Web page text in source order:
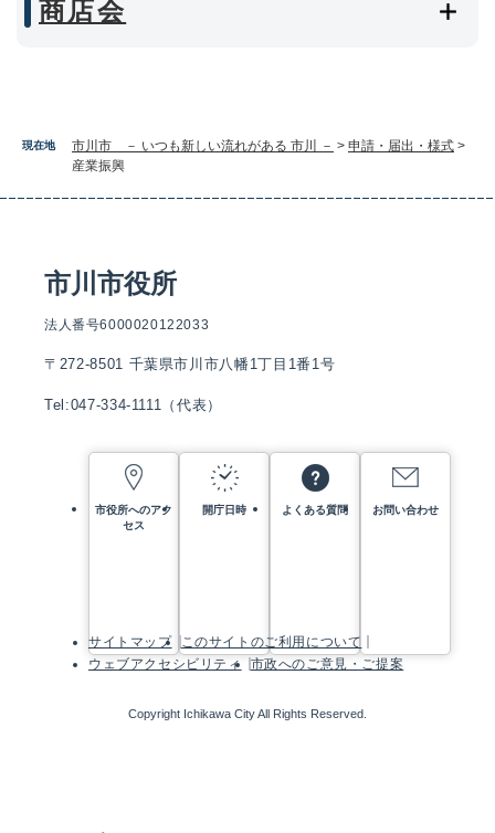
現在地 市川市 － いつも新しい流れがある 市川 － > 申請・届出・様式 >
産業振興
商店会
市川市役所
法人番号6000020122033
〒272-8501 千葉県市川市八幡1丁目1番1号
Tel:047-334-1111（代表）
市役所へのアク
セス
開庁日時 よくある質問 お問い合わせ
サイトマップ
このサイトのご利用について
ウェブアクセシビリティ
市政へのご意見・ご提案
Copyright Ichikawa City All Rights Reserved.